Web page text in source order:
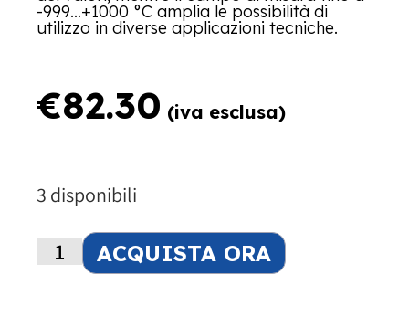
-999…+1000 °C amplia le possibilità di
utilizzo in diverse applicazioni tecniche.
€82.30 (iva esclusa)
3 disponibili
ACQUISTA ORA
Alternative: